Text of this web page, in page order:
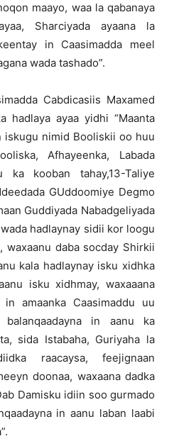
maayo, waa la qabanaya
Sharciyada ayaana la
in Caasimadda meel
wada tashado”.
Cabdicasiis Maxamed
hadlaya ayaa yidhi “Maanta
iskugu nimid Booliskii oo huu
Afhayeenka, Labada
ka kooban tahay,13-Taliye
GUddoomiye Degmo
Guddiyada Nabadgeliyada
hadlaynay sidii kor loogu
waxaanu daba socday Shirkii
kala hadlaynay isku xidhka
isku xidhmay, waxaaana
amaanka Caasimaddu uu
balanqaadayna in aanu ka
sida Istabaha, Guriyaha la
raacaysa, feejignaan
doonaa, waxaana dadka
Damisku idiin soo gurmado
in aanu laban laabi